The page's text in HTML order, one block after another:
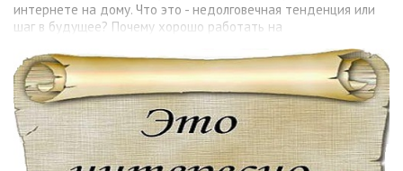
интернете на дому. Что это - недолговечная тенденция или
шаг в будущее? Почему хорошо работать на